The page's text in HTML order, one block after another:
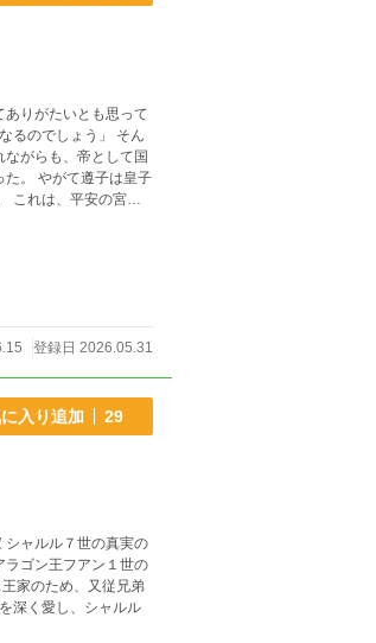
りがたいとも思って
るのでしょう」 そん
がらも、帝として国
た。 やがて遵子は皇子
これは、平安の宮廷
登録日 2026.05.31
入り追加 29
シャルル７世の真実の
深く愛し、シャルル